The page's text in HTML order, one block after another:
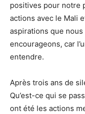
positives pour notre
actions avec le Mali
aspirations que
encourageons, car
entendre.
Après trois ans de
Qu’est-ce qui se
ont été les actions